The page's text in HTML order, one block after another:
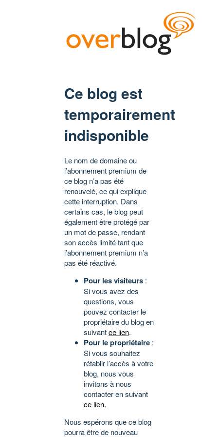
Ce blog est
temporairement
indisponible
Le nom de domaine ou
l’abonnement premium de
ce blog n’a pas été
renouvelé, ce qui explique
cette interruption. Dans
certains cas, le blog peut
également être protégé par
un mot de passe, rendant
son accès limité tant que
l’abonnement premium n’a
pas été réactivé.
Pour les visiteurs :
Si vous avez des
questions, vous
pouvez contacter le
propriétaire du blog en
suivantce lien.
Pour le propriétaire :
Si vous souhaitez
rétablir l’accès à votre
blog, nous vous
invitons à nous
contacter en suivant
ce lien.
Nous espérons que ce blog
pourra être de nouveau